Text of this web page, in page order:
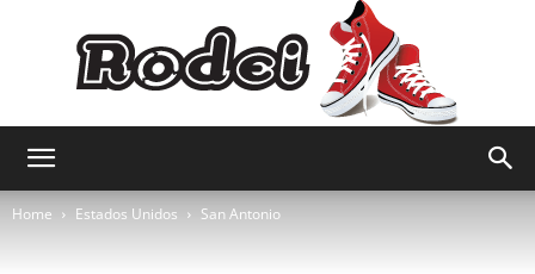
Home Estados Unidos San Antonio